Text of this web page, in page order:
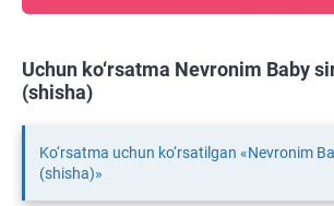
Uchun ko‘rsatma Nevronim Baby
(shisha)
Ko‘rsatma uchun ko‘rsatilgan «Nevronim
(shisha)»